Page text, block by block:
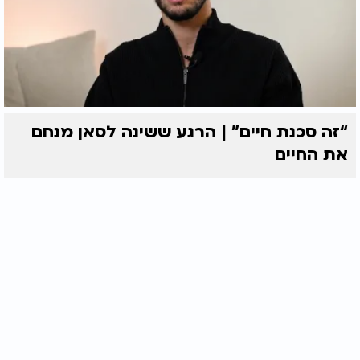
“זה סכנת חיים” | הרגע ששינה לסאן מנחם
את החיים